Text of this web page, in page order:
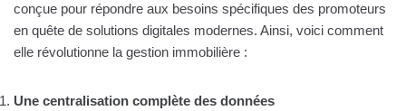
conçue pour répondre aux besoins spécifiques des promoteurs
en quête de solutions digitales modernes. Ainsi, voici comment
elle révolutionne la gestion immobilière :
Une centralisation complète des données